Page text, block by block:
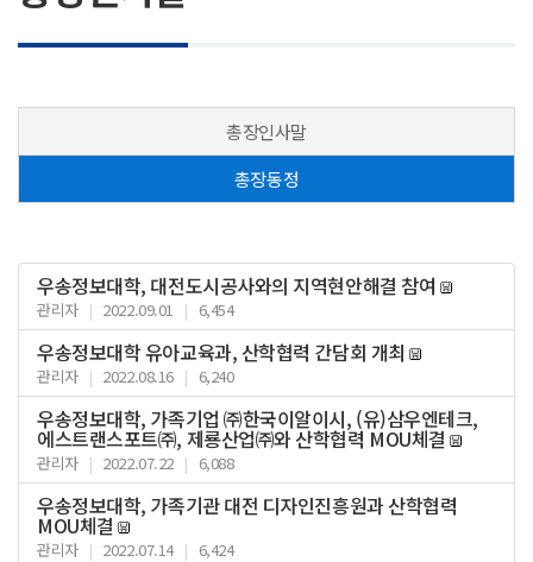
총장인사말
총장동정
우송정보대학, 대전도시공사와의 지역현안해결 참여
관리자 | 2022.09.01 | 6,454
우송정보대학 유아교육과, 산학협력 간담회 개최
관리자 | 2022.08.16 | 6,240
우송정보대학, 가족기업 ㈜한국이알이시, (유)삼우엔테크,
에스트랜스포트㈜, 제룡산업㈜와 산학협력 MOU체결
관리자 | 2022.07.22 | 6,088
우송정보대학, 가족기관 대전 디자인진흥원과 산학협력
MOU체결
관리자 | 2022.07.14 | 6,424